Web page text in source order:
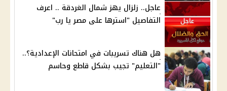
عاجل.. زلزال يهز شمال الغردقة .. اعرف
التفاصيل "استرها على مصر يا رب"
هل هناك تسريبات في امتحانات الإعدادية؟..
"التعليم" تجيب بشكل قاطع وحاسم